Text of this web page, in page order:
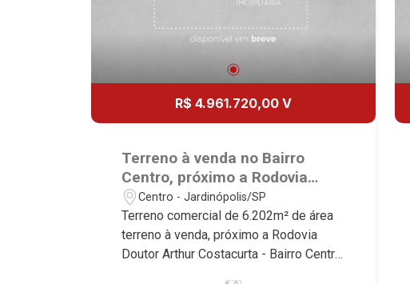
R$ 4.961.720,00 V
Terreno à venda no Bairro
Centro, próximo a Rodovia
Doutor Arthur Costacurta -
Jardinópolis/SP.
Centro - Jardinópolis/SP
Terreno comercial de 6.202m² de área
terreno à venda, próximo a Rodovia
Doutor Arthur Costacurta - Bairro Centro,